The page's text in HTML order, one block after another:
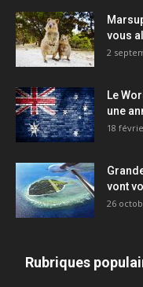
vous
2
Le
une
18
vont
26
Rubriques